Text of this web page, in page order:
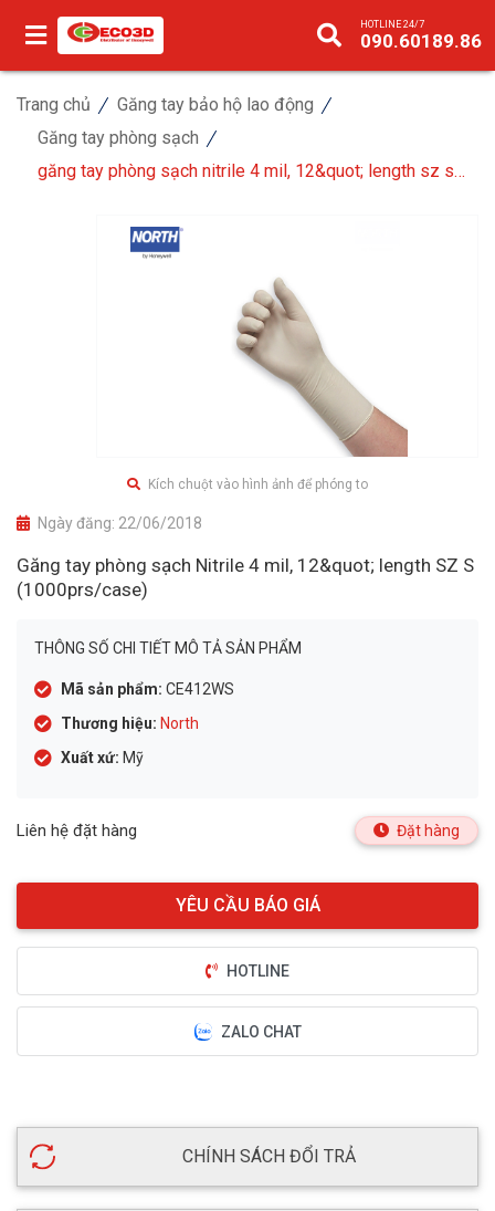
HOTLINE 24/7
090.60189.86
Trang chủ
Găng tay bảo hộ lao động
Găng tay phòng sạch
găng tay phòng sạch nitrile 4 mil, 12&quot; length sz s
Kích chuột vào hình ảnh để phóng to
Ngày đăng: 22/06/2018
Găng tay phòng sạch Nitrile 4 mil, 12&quot; length SZ S
(1000prs/case)
THÔNG SỐ CHI TIẾT MÔ TẢ SẢN PHẨM
Mã sản phẩm: CE412WS
Thương hiệu: North
Xuất xứ: Mỹ
Liên hệ đặt hàng Đặt hàng
HOTLINE
ZALO CHAT
CHÍNH SÁCH ĐỔI TRẢ